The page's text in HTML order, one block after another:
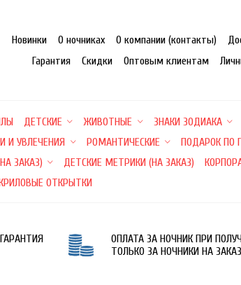
Новинки О ночниках О компании (контакты)
Гарантия
Скидки Оптовым клиентам
ДЕТСКИЕ ЖИВОТНЫЕ ЗНАКИ ЗОДИАКА
И УВЛЕЧЕНИЯ РОМАНТИЧЕСКИЕ ПОДАРОК ПО
ЗАКАЗ) ДЕТСКИЕ МЕТРИКИ (НА ЗАКАЗ)
ОТКРЫТКИ
ОПЛАТА ЗА НОЧНИК ПРИ
ТОЛЬКО ЗА НОЧНИКИ НА